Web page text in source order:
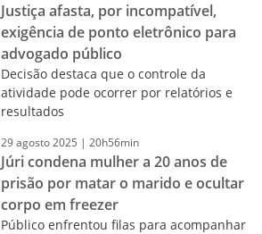
Justiça afasta, por incompatível,
exigência de ponto eletrônico para
advogado público
Decisão destaca que o controle da
atividade pode ocorrer por relatórios e
resultados
29agosto2025 | 20h56min
Júri condena mulher a 20 anos de
prisão por matar o marido e ocultar
corpo em freezer
Público enfrentou filas para acompanhar